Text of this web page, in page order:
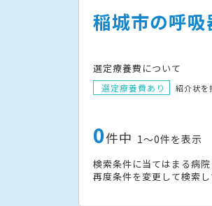
稲城市の呼吸
選定療養費について
選定療養費あり
紹介状を
0件中 1〜0件を表示
検索条件に当てはまる病
再度条件を変更して検索し